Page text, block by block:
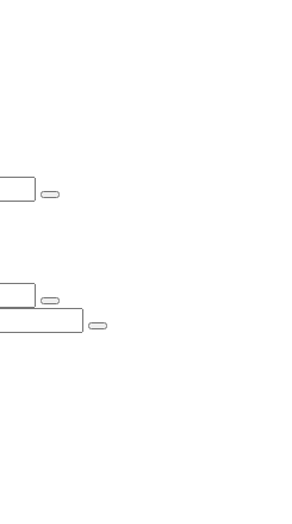
Suchen …
Suchen …
Suchen …